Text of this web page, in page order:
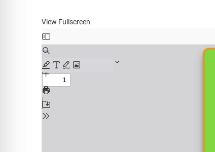
View Fullscreen